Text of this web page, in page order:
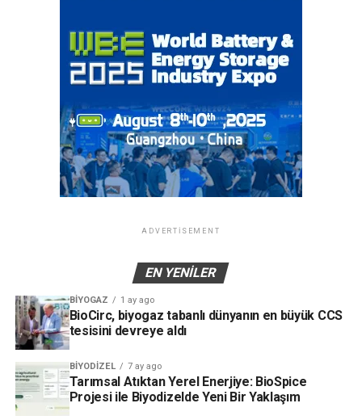
ADVERTISEMENT
EN YENILER
BIYOGAZ 1 ay ago
BioCirc, biyogaz tabanlı dünyanın en büyük CCS
tesisini devreye aldı
BIYODIZEL 7 ay ago
Tarımsal Atıktan Yerel Enerjiye: BioSpice
Projesi ile Biyodizelde Yeni Bir Yaklaşım